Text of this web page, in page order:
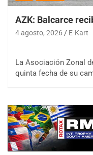
AZK: Balcarce
4 agosto, 2026 E-Kart
La Asociación Zonal
quinta fecha de su